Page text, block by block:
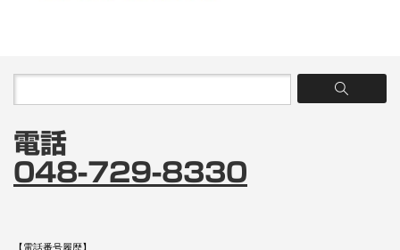
電話
048-729-8330
【電話番号履歴】